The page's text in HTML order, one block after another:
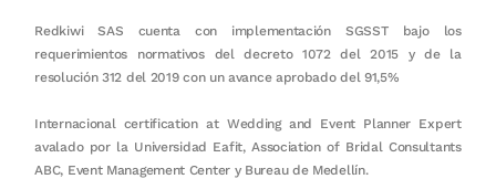
Redkiwi SAS cuenta con implementación SGSST bajo los
requerimientos normativos del decreto 1072 del 2015 y de la
resolución 312 del 2019 con un avance aprobado del 91,5%
Internacional certification at Wedding and Event Planner Expert
avalado por la Universidad Eafit, Association of Bridal Consultants
ABC, Event Management Center y Bureau de Medellín.